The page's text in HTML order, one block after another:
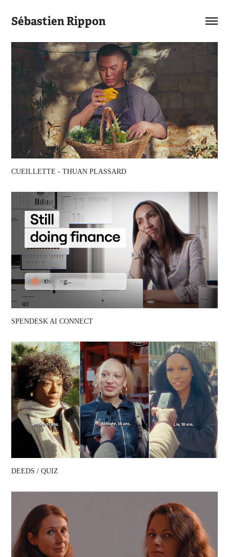
Sébastien Rippon
CUEILLETTE - THUAN PLASSARD
SPENDESK AI CONNECT
DEEDS / QUIZ